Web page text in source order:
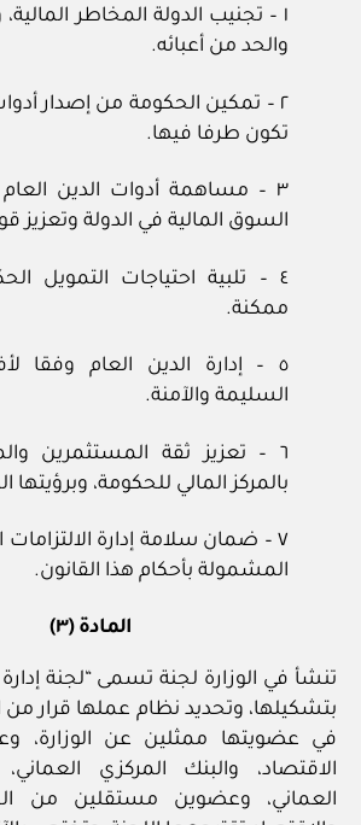
١ – تجنيب الدولة المخاطر
والحد من أعبائه.
٢ – تمكين الحكومة من إصدار
تكون طرفا فيها.
٣ – مساهمة أدوات الدين
السوق المالية في الدولة وتعزيز
٤ – تلبية احتياجات التمويل
ممكنة.
٥ – إدارة الدين العام وفقا
السليمة والآمنة.
٦ – تعزيز ثقة المستثمرين
بالمركز المالي للحكومة، وبرؤيتها
٧ – ضمان سلامة إدارة
المشمولة بأحكام هذا القانون.
المادة (٣)
تنشأ في الوزارة لجنة تسمى “لجنة
بتشكيلها، وتحديد نظام عملها قرار من
في عضويتها ممثلين عن الوزارة،
الاقتصاد، والبنك المركزي
العماني، وعضوين مستقلين من